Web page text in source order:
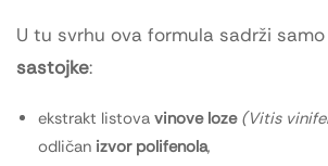
U tu svrhu ova formula sadrži samo
sastojke:
ekstrakt listova vinove loze (Vitis
odličan izvor polifenola,